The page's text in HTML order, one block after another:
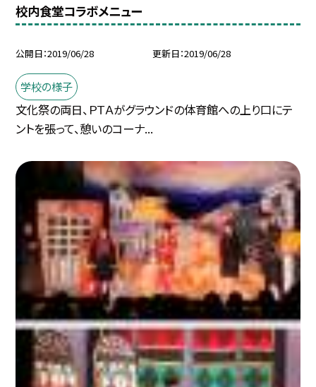
校内食堂コラボメニュー
公開日 2019/06/28 更新日 2019/06/28
学校の様子
文化祭の両日、ＰＴＡがグラウンドの体育館への上り口にテ
ントを張って、憩いのコーナ...